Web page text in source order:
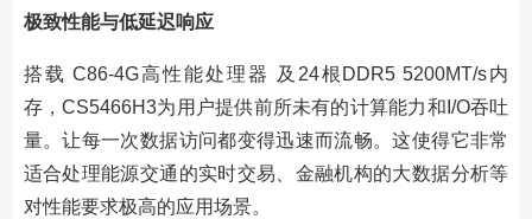
极致性能与低延迟响应
搭载 C86-4G高性能处理器 及24根DDR5 5200MT/s内
存，CS5466H3为用户提供前所未有的计算能力和I/O吞吐
量。让每一次数据访问都变得迅速而流畅。这使得它非常
适合处理能源交通的实时交易、金融机构的大数据分析等
对性能要求极高的应用场景。